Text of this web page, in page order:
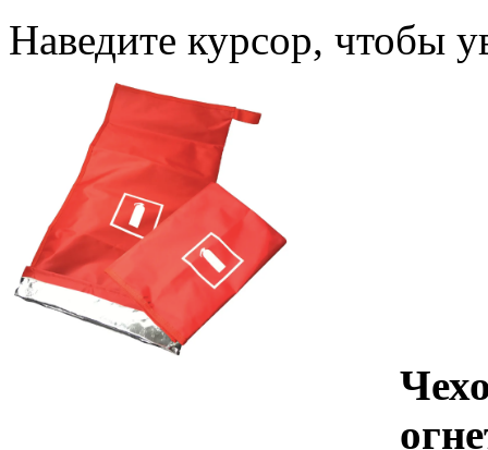
Наведите курсор, чтобы